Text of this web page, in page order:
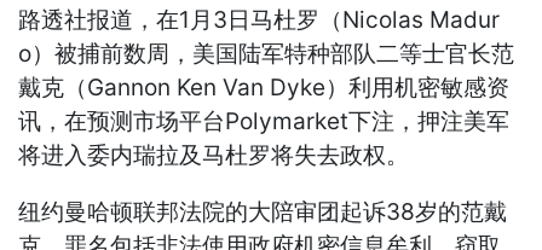
路透社报道，在1月3日马杜罗（Nicolas Madur
o）被捕前数周，美国陆军特种部队二等士官长范
戴克（Gannon Ken Van Dyke）利用机密敏感资
讯，在预测市场平台Polymarket下注，押注美军
将进入委内瑞拉及马杜罗将失去政权。
纽约曼哈顿联邦法院的大陪审团起诉38岁的范戴